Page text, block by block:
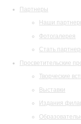
Партнеры
Наши
Фотогалерея
Стать
Просветительские
Творческие
Выставки
Издания